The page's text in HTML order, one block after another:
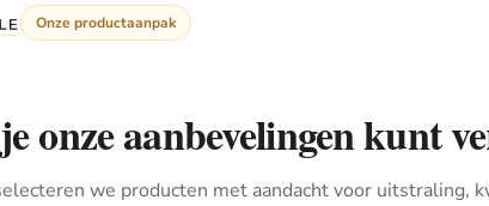
Onze productaanpak
onze aanbevelingen kunt
we producten met aandacht voor uitstraling,